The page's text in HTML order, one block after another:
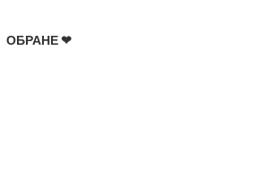
ОБРАНЕ ❤